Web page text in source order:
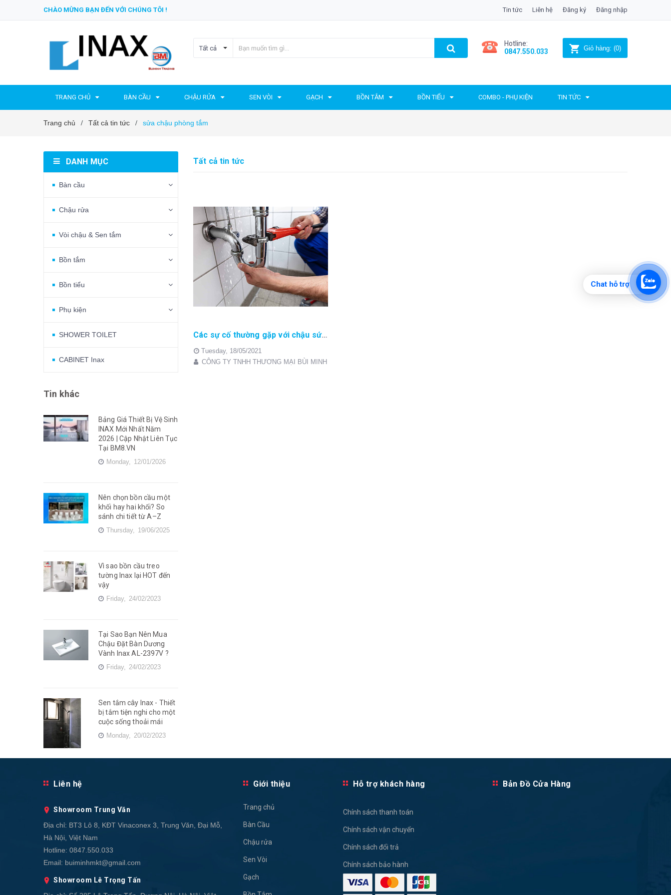
CHÀO MỪNG BẠN ĐẾN VỚI CHÚNG TÔI ! Tin tức Liên hệ Đăng ký Đăng nhập
Tất cả
Hotline:
0847.550.033
Giỏ hàng: (0)
TRANG CHỦ BÀN CẦU CHẬU RỬA SEN VÒI GẠCH BỒN TẮM BỒN TIỂU COMBO - PHỤ KIỆN TIN TỨC
Trang chủ / Tất cả tin tức / sửa chậu phòng tắm
Tất cả tin tức
Các sự cố thường gặp với chậu sứ phòng tắm
Tuesday, 18/05/2021
CÔNG TY TNHH THƯƠNG MẠI BÙI MINH
DANH MỤC
Bàn cầu
Chậu rửa
Vòi chậu & Sen tắm
Bồn tắm
Bồn tiểu
Phụ kiện
SHOWER TOILET
CABINET Inax
Tin khác
Bảng Giá Thiết Bị Vệ Sinh
INAX Mới Nhất Năm
2026 | Cập Nhật Liên Tục
Tại BM8.VN
Monday, 12/01/2026
Nên chọn bồn cầu một
khối hay hai khối? So
sánh chi tiết từ A–Z
Thursday, 19/06/2025
Vì sao bồn cầu treo
tường Inax lại HOT đến
vậy
Friday, 24/02/2023
Tại Sao Bạn Nên Mua
Chậu Đặt Bàn Dương
Vành Inax AL-2397V ?
Friday, 24/02/2023
Sen tắm cây Inax - Thiết
bị tắm tiện nghi cho một
cuộc sống thoải mái
Monday, 20/02/2023
Liên hệ
Showroom Trung Văn
Địa chỉ: BT3 Lô 8, KĐT Vinaconex 3, Trung Văn, Đại Mỗ,
Hà Nội, Việt Nam
Hotline: 0847.550.033
Email: buiminhmkt@gmail.com
Showroom Lê Trọng Tấn
Giới thiệu
Trang chủ
Bàn Cầu
Chậu rửa
Sen Vòi
Gạch
Hỗ trợ khách hàng
Chính sách thanh toán
Chính sách vận chuyển
Chính sách đổi trả
Chính sách bảo hành
Bản Đồ Cửa Hàng
Chat hỗ trợ